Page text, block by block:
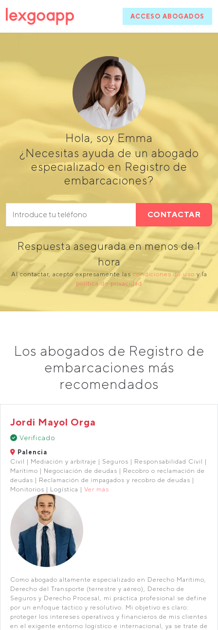
ACCESO ABOGADOS
Hola, soy Emma
¿Necesitas ayuda de un abogado
especializado en Registro de
embarcaciones?
CONTACTAR
Respuesta asegurada en menos de 1
hora
Al contactar, acepto expresamente las condiciones de uso y la
política de privacidad
Los abogados de Registro de
embarcaciones más
recomendados
Jordi Mayol Orga
Verificado
Palencia
Civil | Mediación y arbitraje | Seguros | Responsabilidad Civil |
Marítimo | Negociación de deudas | Recobro o reclamación de
deudas | Reclamación de impagados y recobro de deudas |
Monitorios | Logística | Ver más
Como abogado altamente especializado en Derecho Marítimo,
Derecho del Transporte (terrestre y aéreo), Derecho de
Seguros y Derecho Procesal, mi práctica profesional se define
por un enfoque táctico y resolutivo. Mi objetivo es claro:
proteger los intereses operativos y financieros de mis clientes
en el exigente entorno logístico e internacional, ya se trate de